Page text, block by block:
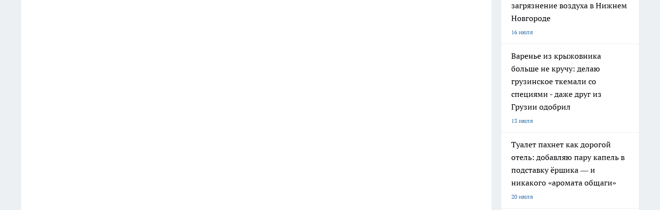
загрязнение воздуха в Нижнем
Новгороде
16 июля
Варенье из крыжовника
больше не кручу: делаю
грузинское ткемали со
специями - даже друг из
Грузии одобрил
13 июля
Туалет пахнет как дорогой
отель: добавляю пару капель в
подставку ёршика — и
никакого «аромата общаги»
20 июля